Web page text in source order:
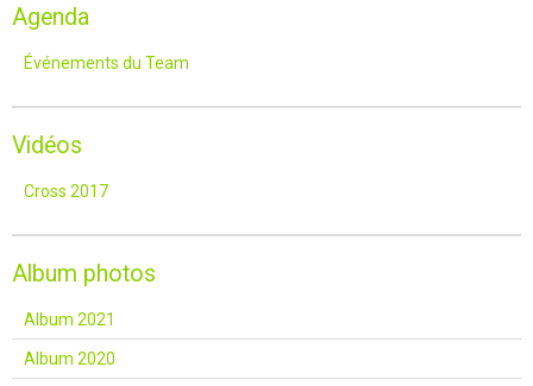
Agenda
Événements du Team
Vidéos
Cross 2017
Album photos
Album 2021
Album 2020